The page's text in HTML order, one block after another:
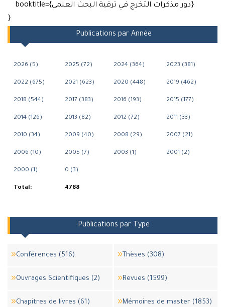
booktitle={دور مذكرات التخرج في ترقية البحث العلمي}
}
Publications par Année
2026 (5) 2025 (72) 2024 (364) 2023 (381)
2022 (675) 2021 (623) 2020 (448) 2019 (462)
2018 (544) 2017 (383) 2016 (193) 2015 (177)
2014 (126) 2013 (82) 2012 (72) 2011 (33)
2010 (34) 2009 (40) 2008 (29) 2007 (21)
2006 (10) 2005 (7) 2003 (1) 2001 (2)
2000 (1) 0 (3)
Total: 4788
Publications par Type
Conférences (516) Thèses (308)
Ouvrages Scientifiques (2) Revues (1599)
Chapitres de livres (61) Mémoires de master (1853)